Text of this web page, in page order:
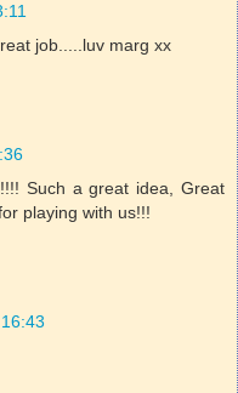
job.....luv marg xx
Such a great idea, Great
playing with us!!!